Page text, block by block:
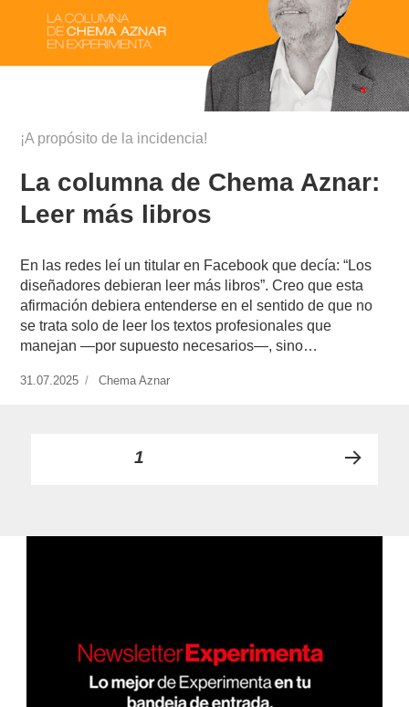
¡A propósito de la incidencia!
La columna de Chema Aznar:
Leer más libros
En las redes leí un titular en Facebook que decía: “Los
diseñadores debieran leer más libros”. Creo que esta
afirmación debiera entenderse en el sentido de que no
se trata solo de leer los textos profesionales que
manejan —por supuesto necesarios—, sino…
Publicado
31.07.2025
https://www.experimenta.es/author/chema-
Chema Aznar
Paginación
entradas
PÁGINA1